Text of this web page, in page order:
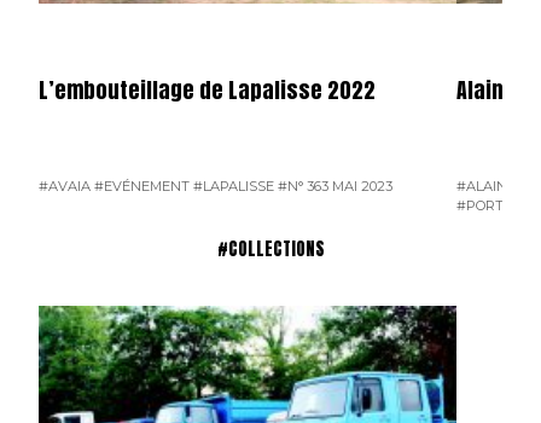
L’embouteillage de Lapalisse 2022
#AVAIA #EVÉNEMENT #LAPALISSE #N° 363 MAI 2023
Alain
#ALAIN
#PORTRAIT
#COLLECTIONS